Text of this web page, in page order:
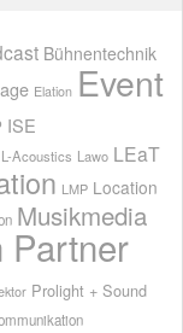
Bühnentechnik
Elation Event
ISE
L-Acoustics Lawo LEaT
LMP Location
Musikmedia
Partner
Prolight + Sound